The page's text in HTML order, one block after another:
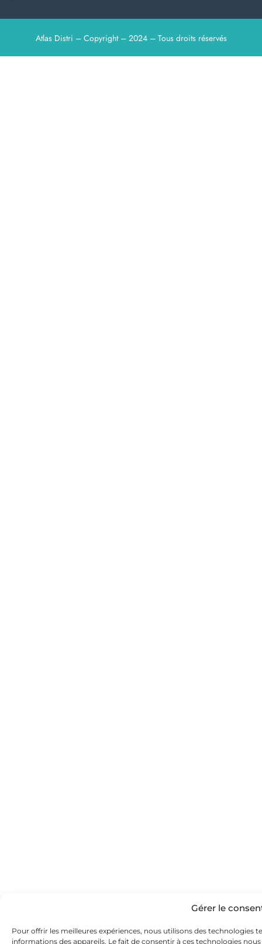
Gérer le
Pour offrir les meilleures expériences, nous utilisons des technologies
informations des appareils. Le fait de consentir à ces technologies
Atlas Distri – Copyright – 2024 – Tous droits réservés